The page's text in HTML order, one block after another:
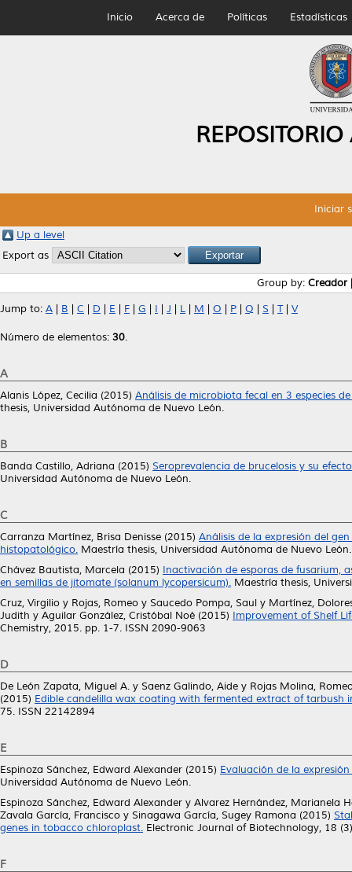
Inicio Acerca de Políticas Estadísticas
Iniciar
Up a level
Export as
Group by: Creador
Jump to: A B C D E F G I J L M O P Q S T| V
Número de elementos: 30.
A
Alanis López, Cecilia (2015) Análisis de microbiota fecal en 3 especies
thesis, Universidad Autónoma de Nuevo León.
B
Banda Castillo, Adriana (2015) Seroprevalencia de brucelosis y su
Universidad Autónoma de Nuevo León.
C
Carranza Martínez, Brisa Denisse (2015) Análisis de la expresión del
histopatológico. Maestría thesis, Universidad Autónoma de Nuevo León.
Chávez Bautista, Marcela (2015) Inactivación de esporas de fusarium,
en semillas de jitomate (solanum lycopersicum). Maestría thesis,
Cruz, Virgilio y Rojas, Romeo y Saucedo Pompa, Saul y Martínez,
Judith y Aguilar González, Cristóbal Noé (2015) Improvement of Shelf
Chemistry, 2015. pp. 1-7. ISSN 2090-9063
D
De León Zapata, Miguel A. y Saenz Galindo, Aide y Rojas Molina,
(2015) Edible candelilla wax coating with fermented extract of tarbush
75. ISSN 22142894
E
Espinoza Sánchez, Edward Alexander (2015) Evaluación de la
Universidad Autónoma de Nuevo León.
Espinoza Sánchez, Edward Alexander y Alvarez Hernández, Marianela
Zavala García, Francisco y Sinagawa García, Sugey Ramona (2015)
genes in tobacco chloroplast. Electronic Journal of Biotechnology, 18
F